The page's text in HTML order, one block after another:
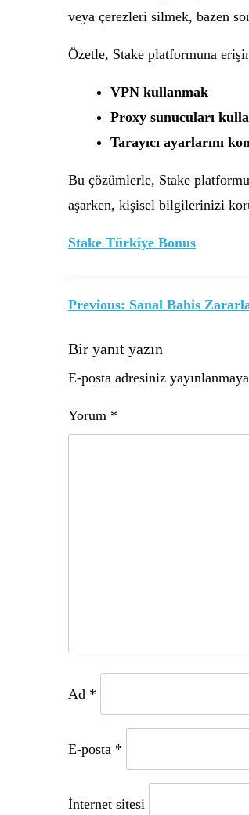
veya çerezleri silmek, bazen
Özetle, Stake platformuna
VPN kullanmak
Proxy sunucuları
Tarayıcı ayarlarını
Bu çözümlerle, Stake
aşarken, kişisel bilgilerinizi
Stake Türkiye Bonus
Yazı
gezinmesi
Previous: Sanal Bahis
Bir yanıt yazın
E-posta adresiniz
Yorum *
Ad *
E-posta *
İnternet sitesi